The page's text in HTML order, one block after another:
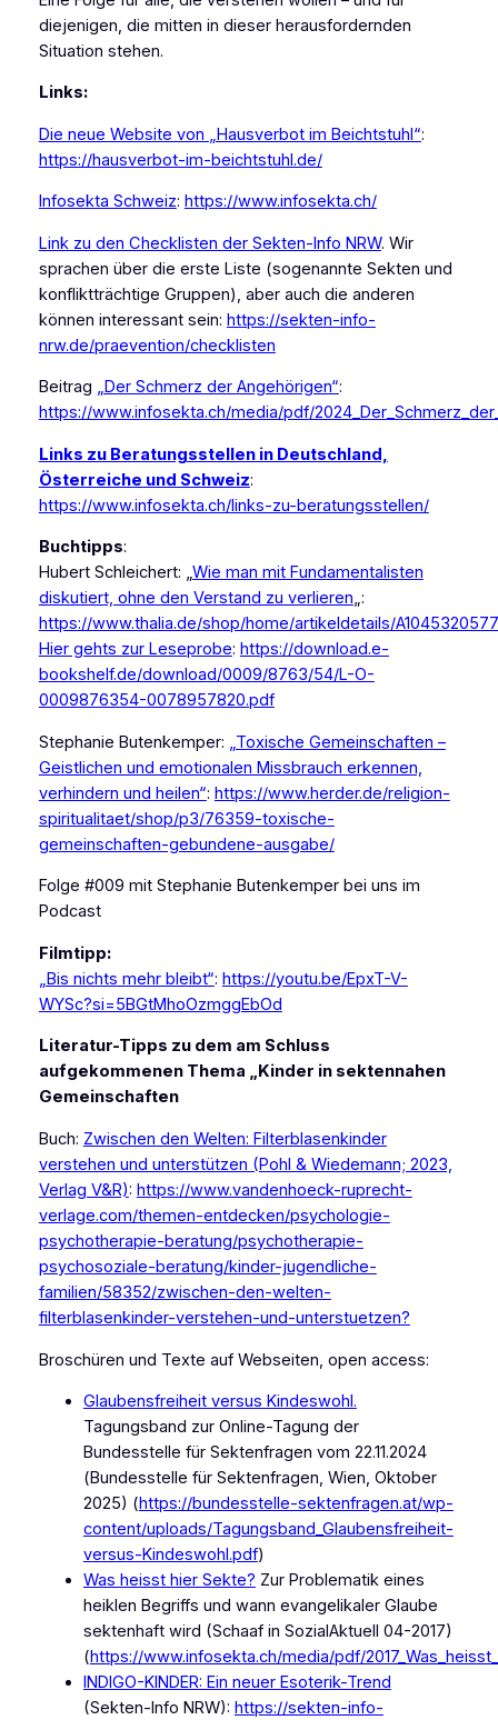
diejenigen, die mitten in dieser herausfordernden
Situation stehen.
Links:
Die neue Website von „Hausverbot im Beichtstuhl“:
https://hausverbot-im-beichtstuhl.de/
Infosekta Schweiz: https://www.infosekta.ch/
Link zu den Checklisten der Sekten-Info NRW. Wir
sprachen über die erste Liste (sogenannte Sekten und
konfliktträchtige Gruppen), aber auch die anderen
können interessant sein: https://sekten-info-
nrw.de/praevention/checklisten
Beitrag „Der Schmerz der Angehörigen“:
https://www.infosekta.ch/media/pdf/
Links zu Beratungsstellen in Deutschland,
Österreiche und Schweiz:
https://www.infosekta.ch/links-zu-beratungsstellen/
Buchtipps:
Hubert Schleichert: „Wie man mit Fundamentalisten
diskutiert, ohne den Verstand zu verlieren„:
https://www.thalia.de/shop/home/artikeldetails/A1045320577
Hier gehts zur Leseprobe: https://download.e-
bookshelf.de/download/0009/8763/54/L-O-
0009876354-0078957820.pdf
Stephanie Butenkemper: „Toxische Gemeinschaften –
Geistlichen und emotionalen Missbrauch erkennen,
verhindern und heilen“: https://www.herder.de/religion-
spiritualitaet/shop/p3/76359-toxische-
gemeinschaften-gebundene-ausgabe/
Folge #009 mit Stephanie Butenkemper bei uns im
Podcast
Filmtipp:
„Bis nichts mehr bleibt“: https://youtu.be/EpxT-V-
WYSc?si=5BGtMhoOzmggEbOd
Literatur-Tipps zu dem am Schluss
aufgekommenen Thema „Kinder in sektennahen
Gemeinschaften
Buch: Zwischen den Welten: Filterblasenkinder
verstehen und unterstützen (Pohl & Wiedemann; 2023,
Verlag V&R): https://www.vandenhoeck-ruprecht-
verlage.com/themen-entdecken/psychologie-
psychotherapie-beratung/psychotherapie-
psychosoziale-beratung/kinder-jugendliche-
familien/58352/zwischen-den-welten-
filterblasenkinder-verstehen-und-unterstuetzen?
Broschüren und Texte auf Webseiten, open access:
Glaubensfreiheit versus Kindeswohl.
Tagungsband zur Online-Tagung der
Bundesstelle für Sektenfragen vom 22.11.2024
(Bundesstelle für Sektenfragen, Wien, Oktober
2025) (https://bundesstelle-sektenfragen.at/wp-
content/uploads/Tagungsband_Glaubensfreiheit-
versus-Kindeswohl.pdf)
Was heisst hier Sekte? Zur Problematik eines
heiklen Begriffs und wann evangelikaler Glaube
sektenhaft wird (Schaaf in SozialAktuell 04-2017)
(https://www.infosekta.ch/media/pdf/
INDIGO-KINDER: Ein neuer Esoterik-Trend
(Sekten-Info NRW): https://sekten-info-